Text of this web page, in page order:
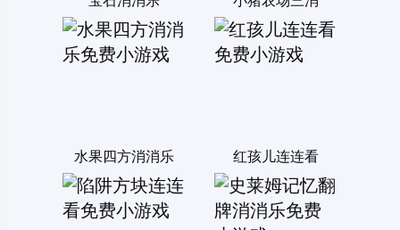
水果四方消消乐 红孩儿连连看